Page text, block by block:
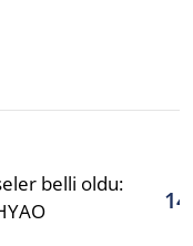
belli oldu: